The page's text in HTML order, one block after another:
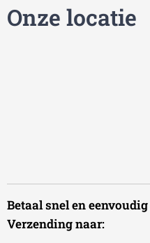
Onze locatie
Betaal snel en
Verzending naar: